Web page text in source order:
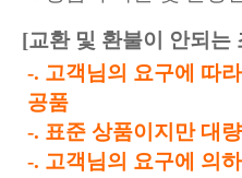
[교환 및 환불이 안되는
-. 고객님의 요구에 따
공품
-. 표준 상품이지만 대
-. 고객님의 요구에 의